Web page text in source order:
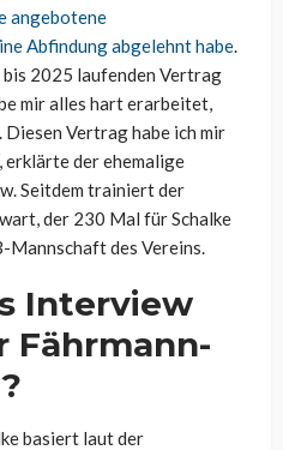
angebotene
Abfindung abgelehnt habe.
2025 laufenden Vertrag
mir alles hart erarbeitet,
Vertrag habe ich mir
erklärte der ehemalige
Seitdem trainiert der
der 230 Mal für Schalke
Mannschaft des Vereins.
Interview
Fährmann-
basiert laut der